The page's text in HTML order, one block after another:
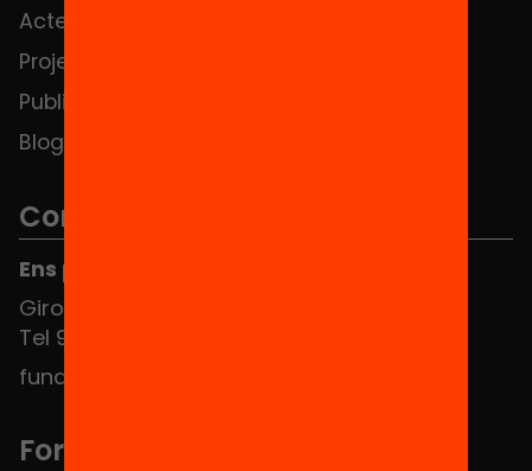
Actes
Projectes
Publicacions i vídeos
Blog
Contacte
Ens pots trobar al Hub Social
Girona 34, interior 08010 Barcelona
Tel 934 588 700
fundacio@equitat.org
Formem part de...